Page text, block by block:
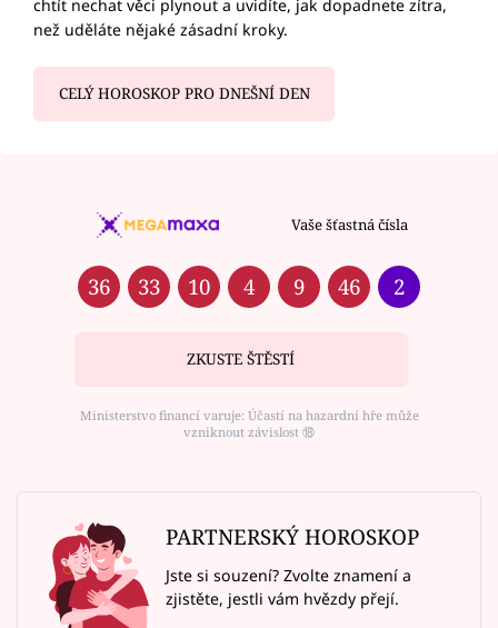
chtít nechat věci plynout a uvidíte, jak dopadnete zítra,
než uděláte nějaké zásadní kroky.
CELÝ HOROSKOP PRO DNEŠNÍ DEN
Vaše šťastná čísla
36 33 10 4 9 46 2
ZKUSTE ŠTĚSTÍ
Ministerstvo financí varuje: Účastí na hazardní hře může
vzniknout závislost ⑱
PARTNERSKÝ HOROSKOP
Jste si souzení? Zvolte znamení a
zjistěte, jestli vám hvězdy přejí.